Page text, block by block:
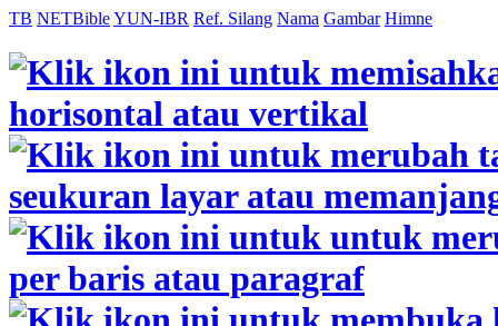
TB NETBibleYUN-IBR Ref. Silang Nama Gambar Himne